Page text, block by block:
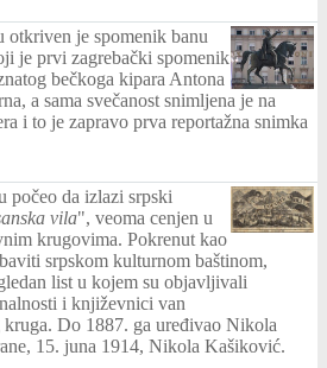
otkriven je spomenik banu
je prvi zagrebački spomenik
bečkoga kipara Antona
a sama svečanost snimljena je na
i to je zapravo prva reportažna snimka
počeo da izlazi srpski
vila", veoma cenjen u
krugovima. Pokrenut kao
srpskom kulturnom baštinom,
list u kojem su objavljivali
i književnici van
kruga. Do 1887. ga uređivao Nikola
15. juna 1914, Nikola Kašiković.